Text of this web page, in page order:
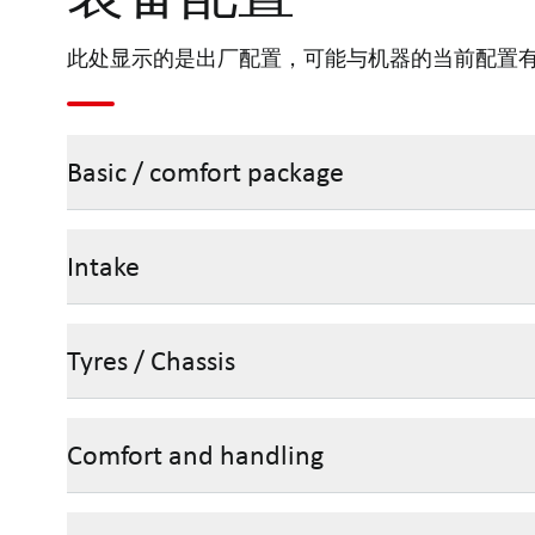
此处显示的是出厂配置，可能与机器的当前配置有
Basic / comfort package
Intake
Tyres / Chassis
Comfort and handling